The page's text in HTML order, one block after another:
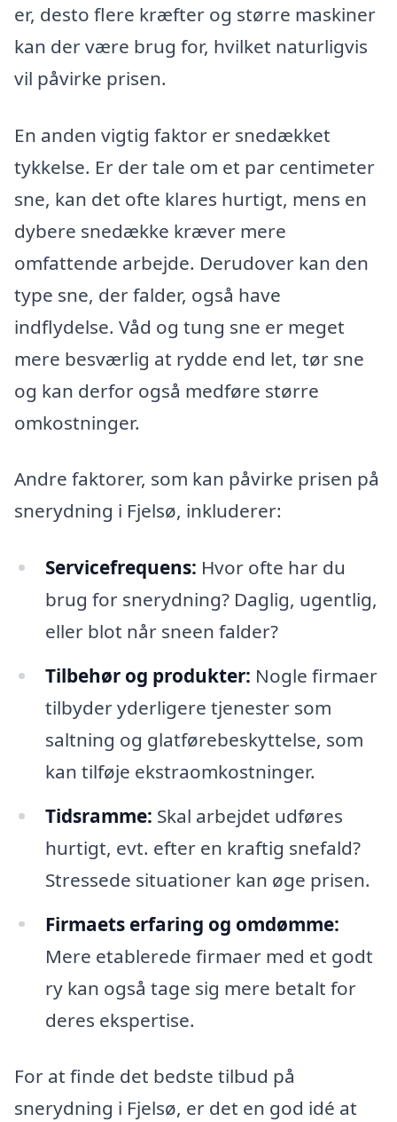
er, desto flere kræfter og større maskiner
kan der være brug for, hvilket naturligvis
vil påvirke prisen.
En anden vigtig faktor er snedækket
tykkelse. Er der tale om et par centimeter
sne, kan det ofte klares hurtigt, mens en
dybere snedække kræver mere
omfattende arbejde. Derudover kan den
type sne, der falder, også have
indflydelse. Våd og tung sne er meget
mere besværlig at rydde end let, tør sne
og kan derfor også medføre større
omkostninger.
Andre faktorer, som kan påvirke prisen på
snerydning i Fjelsø, inkluderer:
Servicefrequens: Hvor ofte har du
brug for snerydning? Daglig, ugentlig,
eller blot når sneen falder?
Tilbehør og produkter: Nogle firmaer
tilbyder yderligere tjenester som
saltning og glatførebeskyttelse, som
kan tilføje ekstraomkostninger.
Tidsramme: Skal arbejdet udføres
hurtigt, evt. efter en kraftig snefald?
Stressede situationer kan øge prisen.
Firmaets erfaring og omdømme:
Mere etablerede firmaer med et godt
ry kan også tage sig mere betalt for
deres ekspertise.
For at finde det bedste tilbud på
snerydning i Fjelsø, er det en god idé at